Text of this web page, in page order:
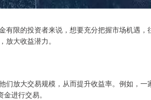
限的投资者来说，想要充分把握市场机遇，
大收益潜力。
放大交易规模，从而提升收益率。例如，一
进行交易。